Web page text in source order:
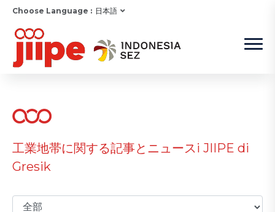
Choose Language : 日本語
工業地帯に関する記事とニュースi JIIPE di
Gresik